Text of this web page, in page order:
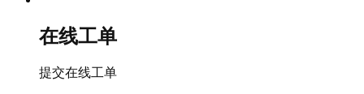
在线工单
提交在线工单